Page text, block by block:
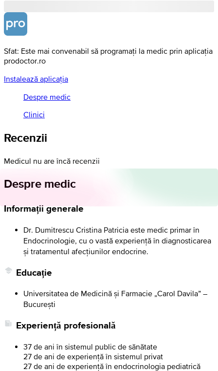
Sfat: Este mai convenabil să programați la medic prin aplicația
prodoctor.ro
Instalează aplicația
Despre medic
Clinici
Recenzii
Medicul nu are încă recenzii
Despre medic
Informații generale
Dr. Dumitrescu Cristina Patricia este medic primar în
Endocrinologie, cu o vastă experiență în diagnosticarea
și tratamentul afecțiunilor endocrine.
Educație
Universitatea de Medicină și Farmacie „Carol Davila” –
București
Experiență profesională
37 de ani în sistemul public de sănătate
27 de ani de experiență în sistemul privat
27 de ani de experiență în endocrinologia pediatrică